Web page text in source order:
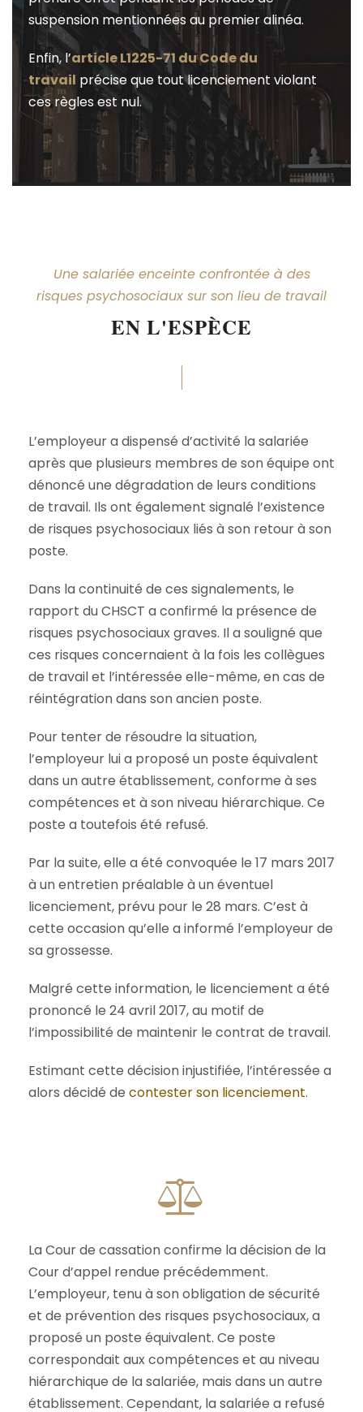
suspension mentionnées au premier alinéa.
Enfin, l’article L1225-71 du Code du
travail précise que tout licenciement violant
ces règles est nul.
Une salariée enceinte confrontée à des
risques psychosociaux sur son lieu de travail
EN L'ESPÈCE
L’employeur a dispensé d’activité la salariée
après que plusieurs membres de son équipe ont
dénoncé une dégradation de leurs conditions
de travail. Ils ont également signalé l’existence
de risques psychosociaux liés à son retour à son
poste.
Dans la continuité de ces signalements, le
rapport du CHSCT a confirmé la présence de
risques psychosociaux graves. Il a souligné que
ces risques concernaient à la fois les collègues
de travail et l’intéressée elle-même, en cas de
réintégration dans son ancien poste.
Pour tenter de résoudre la situation,
l’employeur lui a proposé un poste équivalent
dans un autre établissement, conforme à ses
compétences et à son niveau hiérarchique. Ce
poste a toutefois été refusé.
Par la suite, elle a été convoquée le 17 mars 2017
à un entretien préalable à un éventuel
licenciement, prévu pour le 28 mars. C’est à
cette occasion qu’elle a informé l’employeur de
sa grossesse.
Malgré cette information, le licenciement a été
prononcé le 24 avril 2017, au motif de
l’impossibilité de maintenir le contrat de travail.
Estimant cette décision injustifiée, l’intéressée a
alors décidé de contester son licenciement.
La Cour de cassation confirme la décision de la
Cour d’appel rendue précédemment.
L’employeur, tenu à son obligation de sécurité
et de prévention des risques psychosociaux, a
proposé un poste équivalent. Ce poste
correspondait aux compétences et au niveau
hiérarchique de la salariée, mais dans un autre
établissement. Cependant, la salariée a refusé